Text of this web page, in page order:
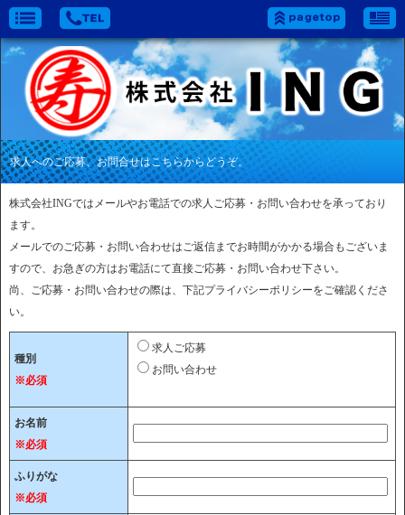
求人へのご応募、お問合せはこちらからどうぞ。
株式会社INGではメールやお電話での求人ご応募・お問い合わせを承っており
ます。
メールでのご応募・お問い合わせはご返信までお時間がかかる場合もございま
すので、お急ぎの方はお電話にて直接ご応募・お問い合わせ下さい。
尚、ご応募・お問い合わせの際は、下記プライバシーポリシーをご確認くださ
い。
種別
※必須
求人ご応募
お問い合わせ
お名前
※必須
ふりがな
※必須